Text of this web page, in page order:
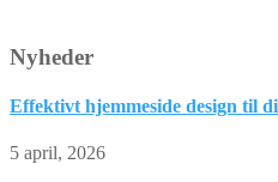
Nyheder
Effektivt hjemmeside design til
5 april, 2026